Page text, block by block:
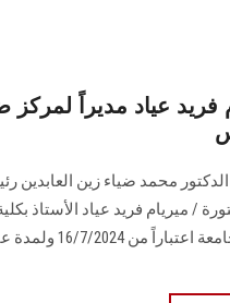
فريد عياد مديراً لمركز
الدكتور محمد ضياء زين
/ ميريام فريد عياد الأستاذ
ولمدة عامين .......... ........... ............. ..................